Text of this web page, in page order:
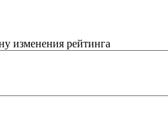
изменения рейтинга